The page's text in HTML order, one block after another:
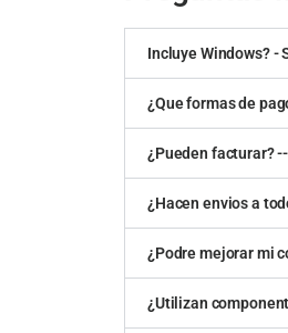
Incluye Windows? -
¿Que formas de
¿Pueden facturar?
¿Hacen envios a
¿Podre mejorar mi
¿Utilizan